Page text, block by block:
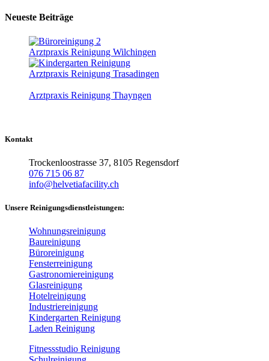
Neueste Beiträge
Arztpraxis Reinigung Wilchingen
Arztpraxis Reinigung Trasadingen
Arztpraxis Reinigung Thayngen
Kontakt
Trockenloostrasse 37, 8105 Regensdorf
076 715 06 87
info@helvetiafacility.ch
Unsere Reinigungsdienstleistungen:
Wohnungsreinigung
Baureinigung
Büroreinigung
Fensterreinigung
Gastronomiereinigung
Glasreinigung
Hotelreinigung
Industriereinigung
Kindergarten Reinigung
Laden Reinigung
Fitnessstudio Reinigung